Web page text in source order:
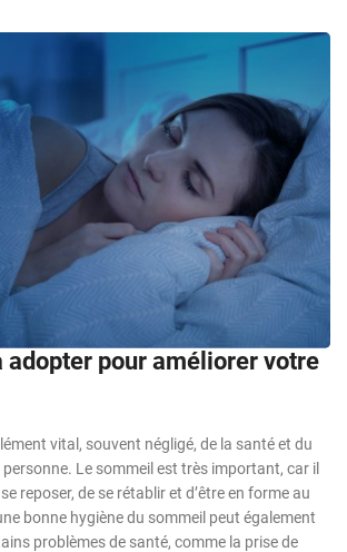
adopter pour améliorer votre
vital, souvent négligé, de la santé et du
personne. Le sommeil est très important, car il
reposer, de se rétablir et d’être en forme au
bonne hygiène du sommeil peut également
problèmes de santé, comme la prise de